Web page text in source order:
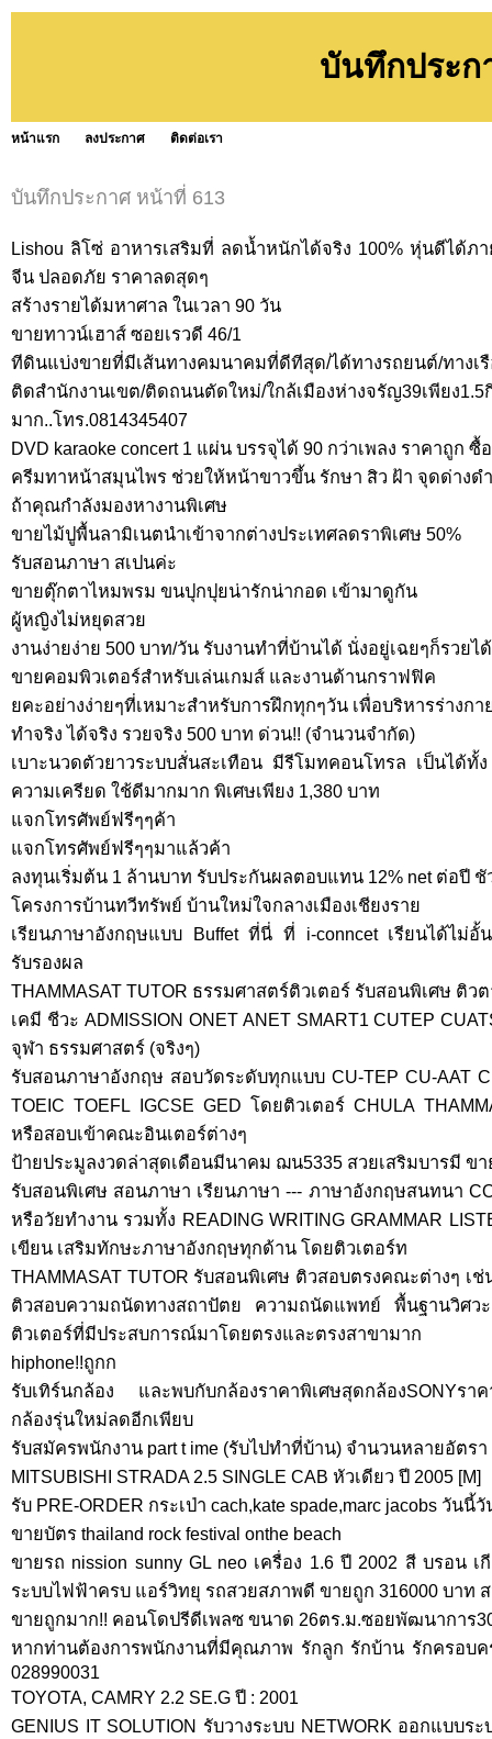
บันทึกประ
หน้าแรก ลงประกาศ ติดต่อเรา
บันทึกประกาศ หน้าที่ 613
Lishou ลิโซ่ อาหารเสริมที่ ลดน้ำหนักได้จริง 100% หุ่นดีได้ภ
จีน ปลอดภัย ราคาลดสุดๆ
สร้างรายได้มหาศาล ในเวลา 90 วัน
ขายทาวน์เฮาส์ ซอยเรวดี 46/1
ทีดินแบ่งขายที่มีเส้นทางคมนาคมที่ดีทีสุด/ได้ทางรถยนต์/ทางเ
ติดสำนักงานเขต/ติดถนนตัดใหม่/ใกล้เมืองห่างจรัญ39เพียง1.5
มาก..โทร.0814345407
DVD karaoke concert 1 แผ่น บรรจุได้ 90 กว่าเพลง ราคาถูก ซื้
ครีมทาหน้าสมุนไพร ช่วยให้หน้าขาวขึ้น รักษา สิว ฝ้า จุดด่างด
ถ้าคุณกำลังมองหางานพิเศษ
ขายไม้ปูพื้นลามิเนตนำเข้าจากต่างประเทศลดราพิเศษ 50%
รับสอนภาษา สเปนค่ะ
ขายตุ๊กตาไหมพรม ขนปุกปุยน่ารักน่ากอด เข้ามาดูกัน
ผู้หญิงไม่หยุดสวย
งานง่ายง่าย 500 บาท/วัน รับงานทำที่บ้านได้ นั่งอยู่เฉยๆก็รวยไ
ขายคอมพิวเตอร์สำหรับเล่นเกมส์ และงานด้านกราฟฟิค
ยคะอย่างง่ายๆที่เหมาะสำหรับการฝึกทุกๆวัน เพื่อบริหารร่างก
ทำจริง ได้จริง รวยจริง 500 บาท ด่วน!! (จำนวนจำกัด)
เบาะนวดตัวยาวระบบสั่นสะเทือน มีรีโมทคอนโทรล เป็นได้ทั้
ความเครียด ใช้ดีมากมาก พิเศษเพียง 1,380 บาท
แจกโทรศัพย์ฟรีๆๆค้า
แจกโทรศัพย์ฟรีๆๆมาแล้วค้า
ลงทุนเริ่มต้น 1 ล้านบาท รับประกันผลตอบแทน 12% net ต่อปี ชั
โครงการบ้านทวีทรัพย์ บ้านใหม่ใจกลางเมืองเชียงราย
เรียนภาษาอังกฤษแบบ Buffet ที่นี่ ที่ i-conncet เรียนได้ไม่อั้
รับรองผล
THAMMASAT TUTOR ธรรมศาสตร์ติวเตอร์ รับสอนพิเศษ ติ
เคมี ชีวะ ADMISSION ONET ANET SMART1 CUTEP
จุฬา ธรรมศาสตร์ (จริงๆ)
รับสอนภาษาอังกฤษ สอบวัดระดับทุกแบบ CU-TEP CU-AAT
TOEIC TOEFL IGCSE GED โดยติวเตอร์ CHULA
หรือสอบเข้าคณะอินเตอร์ต่างๆ
ป้ายประมูลงวดล่าสุดเดือนมีนาคม ฌน5335 สวยเสริมบารมี ขา
รับสอนพิเศษ สอนภาษา เรียนภาษา --- ภาษาอังกฤษสนทนา
หรือวัยทำงาน รวมทั้ง READING WRITING GRAMMAR
เขียน เสริมทักษะภาษาอังกฤษทุกด้าน โดยติวเตอร์ท
THAMMASAT TUTOR รับสอนพิเศษ ติวสอบตรงคณะต่างๆ
ติวสอบความถนัดทางสถาปัตย ความถนัดแพทย์ พื้นฐานวิศ
ติวเตอร์ที่มีประสบการณ์มาโดยตรงและตรงสาขามาก
hiphone!!ถูกก
รับเทิร์นกล้อง และพบกับกล้องราคาพิเศษสุดกล้องSONYรา
กล้องรุ่นใหม่ลดอีกเพียบ
รับสมัครพนักงาน part t ime (รับไปทำที่บ้าน) จำนวนหลายอัตร
MITSUBISHI STRADA 2.5 SINGLE CAB หัวเดียว ปี 2005 [M]
รับ PRE-ORDER กระเป่า cach,kate spade,marc jacobs วันนี้
ขายบัตร thailand rock festival onthe beach
ขายรถ nission sunny GL neo เครื่อง 1.6 ปี 2002 สี บรอน เ
ระบบไฟฟ้าครบ แอร์วิทยุ รถสวยสภาพดี ขายถูก 316000 บาท
ขายถูกมาก!! คอนโดปรีดีเพลซ ขนาด 26ตร.ม.ซอยพัฒนาการ
หากท่านต้องการพนักงานที่มีคุณภาพ รักลูก รักบ้าน รักครอบ
028990031
TOYOTA, CAMRY 2.2 SE.G ปี : 2001
GENIUS IT SOLUTION รับวางระบบ NETWORK ออกแบบร